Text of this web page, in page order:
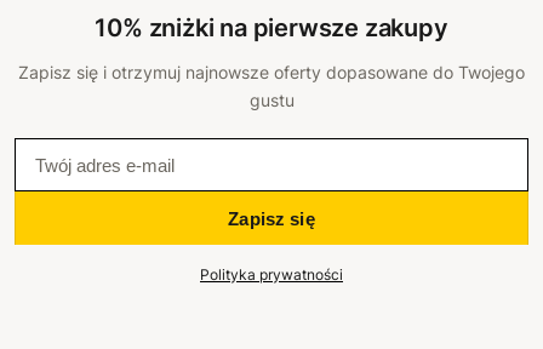
10% zniżki na pierwsze zakupy
Zapisz się i otrzymuj najnowsze oferty dopasowane do Twojego
gustu
Zapisz się
Polityka prywatności